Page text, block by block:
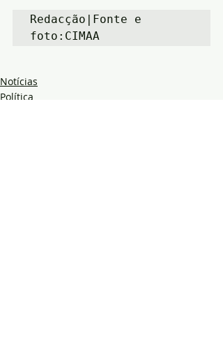
Redacção|Fonte e
foto:CIMAA
Notícias
Política